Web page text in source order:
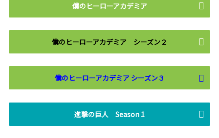
僕のヒーローアカデミア
僕のヒーローアカデミア シーズン２
僕のヒーローアカデミア シーズン３
進撃の巨人 Season 1